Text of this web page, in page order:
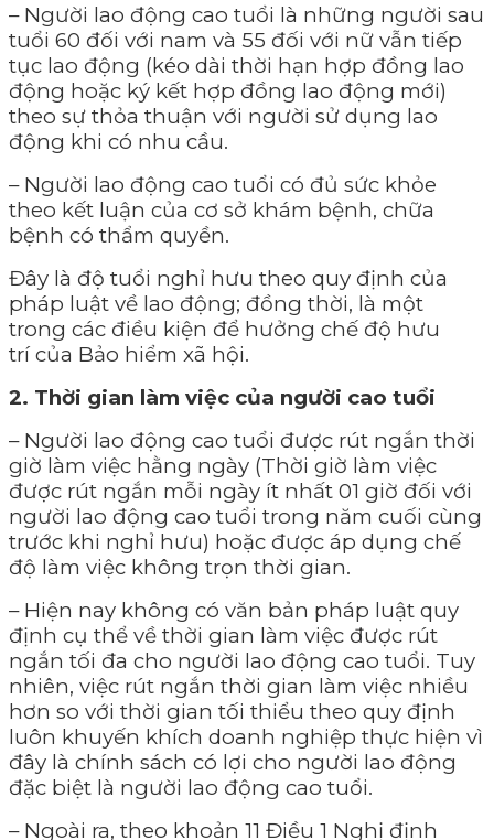
– Người lao động cao tuổi là những người sau
tuổi 60 đối với nam và 55 đối với nữ vẫn tiếp
tục lao động (kéo dài thời hạn hợp đồng lao
động hoặc ký kết hợp đồng lao động mới)
theo sự thỏa thuận với người sử dụng lao
động khi có nhu cầu.
– Người lao động cao tuổi có đủ sức khỏe
theo kết luận của cơ sở khám bệnh, chữa
bệnh có thẩm quyền.
Đây là độ tuổi nghỉ hưu theo quy định của
pháp luật về lao động; đồng thời, là một
trong các điều kiện để hưởng chế độ hưu
trí của Bảo hiểm xã hội.
2. Thời gian làm việc của người cao tuổi
– Người lao động cao tuổi được rút ngắn thời
giờ làm việc hằng ngày (Thời giờ làm việc
được rút ngắn mỗi ngày ít nhất 01 giờ đối với
người lao động cao tuổi trong năm cuối cùng
trước khi nghỉ hưu) hoặc được áp dụng chế
độ làm việc không trọn thời gian.
– Hiện nay không có văn bản pháp luật quy
định cụ thể về thời gian làm việc được rút
ngắn tối đa cho người lao động cao tuổi. Tuy
nhiên, việc rút ngắn thời gian làm việc nhiều
hơn so với thời gian tối thiểu theo quy định
luôn khuyến khích doanh nghiệp thực hiện vì
đây là chính sách có lợi cho người lao động
đặc biệt là người lao động cao tuổi.
– Ngoài ra, theo khoản 11 Điều 1 Nghị định